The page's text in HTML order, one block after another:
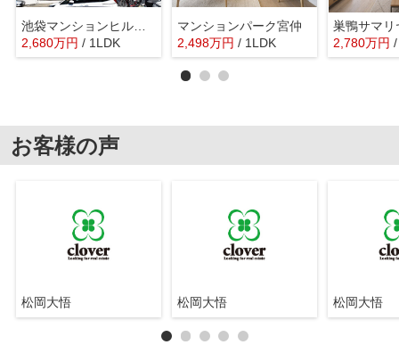
池袋マンションヒルハイム
2,680万円 / 1LDK
マンションパーク宮仲
2,498万円 / 1LDK 2,780万円
お客様の声
松岡大悟 松岡大悟 松岡大悟